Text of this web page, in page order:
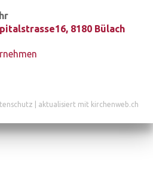
8180 Bülach
aktualisiert mit kirchenweb.ch